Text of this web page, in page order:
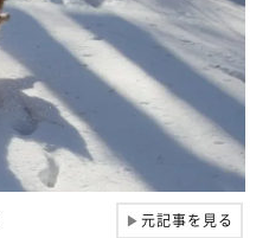
▶元記事を見る